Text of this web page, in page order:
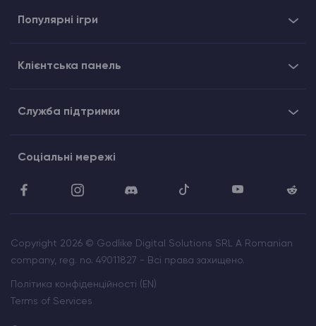
Популярні ігри
Клієнтська панель
Служба підтримки
Соціальні мережі
Copyright 2026 © Godlike Digital Solutions SRL A Romanian
company, reg. no. 49011827 - Всі права захищено.
Політика конфіденційності (EN)
Terms of Services